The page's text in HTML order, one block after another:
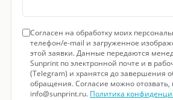
Согласен на обработку моих
телефон/e-mail и загруженное
этой заявки. Данные передаются
Sunprint по электронной почте и в
(Telegram) и хранятся до завершения
обращения. Согласие можно отозвать,
info@sunprint.ru. Политика